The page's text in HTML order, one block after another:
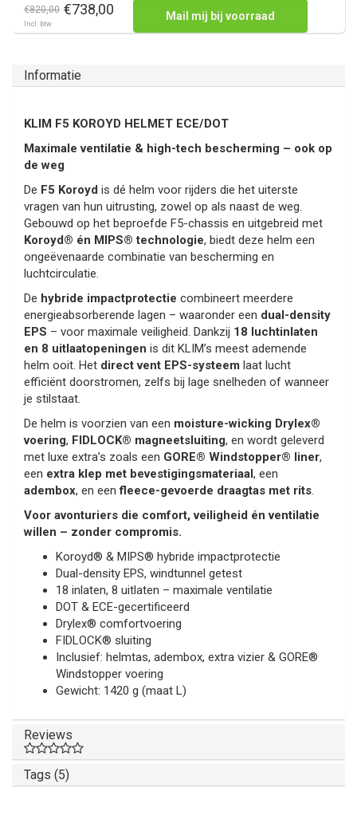
€820,00 €738,00
Incl. btw
Mail mij bij voorraad
Informatie
KLIM F5 KOROYD HELMET ECE/DOT
Maximale ventilatie & high-tech bescherming – ook op
de weg
De F5 Koroyd is dé helm voor rijders die het uiterste
vragen van hun uitrusting, zowel op als naast de weg.
Gebouwd op het beproefde F5-chassis en uitgebreid met
Koroyd® én MIPS® technologie, biedt deze helm een
ongeëvenaarde combinatie van bescherming en
luchtcirculatie.
De hybride impactprotectie combineert meerdere
energieabsorberende lagen – waaronder een dual-density
EPS – voor maximale veiligheid. Dankzij 18 luchtinlaten
en 8 uitlaatopeningen is dit KLIM’s meest ademende
helm ooit. Het direct vent EPS-systeem laat lucht
efficiënt doorstromen, zelfs bij lage snelheden of wanneer
je stilstaat.
De helm is voorzien van een moisture-wicking Drylex®
voering, FIDLOCK® magneetsluiting, en wordt geleverd
met luxe extra’s zoals een GORE® Windstopper® liner,
een extra klep met bevestigingsmateriaal, een
adembox, en eenfleece-gevoerde draagtas met rits.
Voor avonturiers die comfort, veiligheid én ventilatie
willen – zonder compromis.
Koroyd® & MIPS® hybride impactprotectie
Dual-density EPS, windtunnel getest
18 inlaten, 8 uitlaten – maximale ventilatie
DOT & ECE-gecertificeerd
Drylex® comfortvoering
FIDLOCK® sluiting
Inclusief: helmtas, adembox, extra vizier & GORE®
Windstopper voering
Gewicht: 1420 g (maat L)
Reviews
Tags (5)